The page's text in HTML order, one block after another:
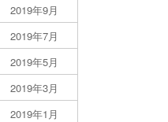
2019年9月
2019年7月
2019年5月
2019年3月
2019年1月